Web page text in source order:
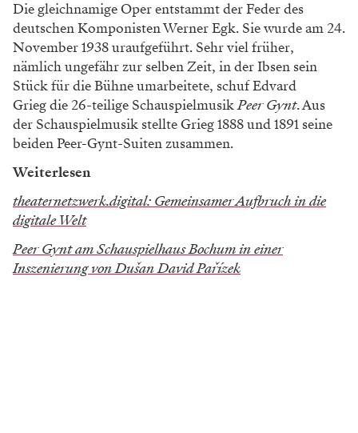
Die gleichnamige Oper entstammt der Feder des
deutschen Komponisten Werner Egk. Sie wurde am 24.
November 1938 uraufgeführt. Sehr viel früher,
nämlich ungefähr zur selben Zeit, in der Ibsen sein
Stück für die Bühne umarbeitete, schuf Edvard
Grieg die 26-teilige SchauspielmusikPeer Gynt. Aus
der Schauspielmusik stellte Grieg 1888 und 1891 seine
beiden Peer-Gynt-Suiten zusammen.
Weiterlesen
theaternetzwerk.digital: Gemeinsamer Aufbruch in die
digitale Welt
Peer Gynt am Schauspielhaus Bochum in einer
Inszenierung von Dušan David Pařízek